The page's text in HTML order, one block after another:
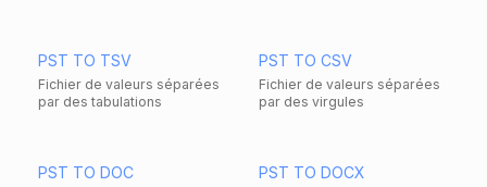
PST TO TSV
Fichier de valeurs séparées
par des tabulations
PST TO CSV
Fichier de valeurs séparées
par des virgules
PST TO DOC PST TO DOCX